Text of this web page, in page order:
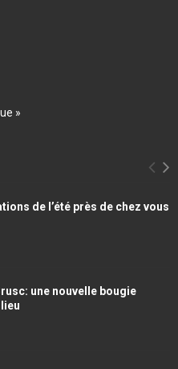
»
de l’été près de chez vous
une nouvelle bougie